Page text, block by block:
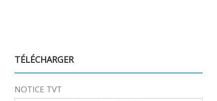
TÉLÉCHARGER
NOTICE TVT